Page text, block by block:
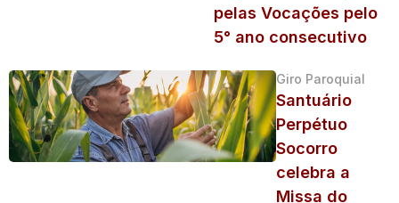
pelas Vocações pelo
5° ano consecutivo
Giro Paroquial
Santuário
Perpétuo
Socorro
celebra a
Missa do